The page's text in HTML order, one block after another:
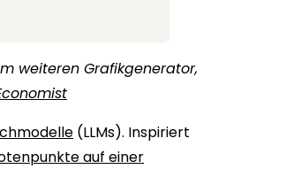
weiteren Grafikgenerator,
(LLMs). Inspiriert
auf einer